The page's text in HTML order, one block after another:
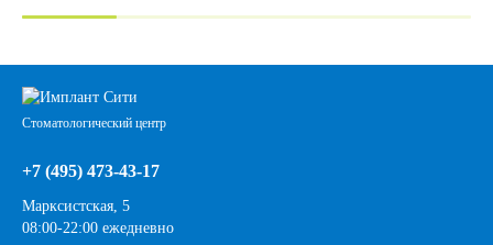
Стоматологический центр
+7 (495) 473-43-17
Марксистская, 5
08:00-22:00 ежедневно